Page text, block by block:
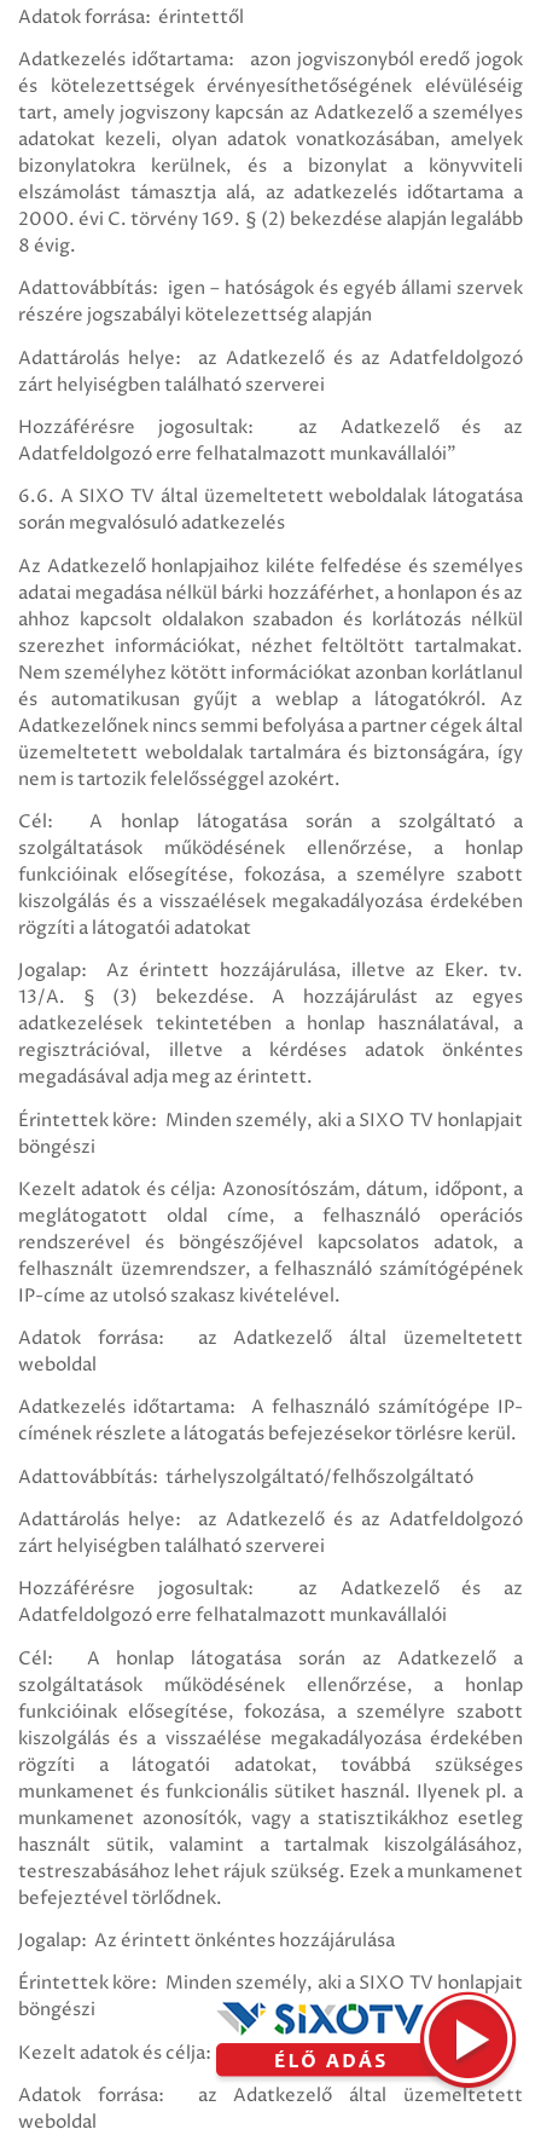
Adatok forrása: érintettől
Adatkezelés időtartama: azon jogviszonyból eredő jogok
és kötelezettségek érvényesíthetőségének elévüléséig
tart, amely jogviszony kapcsán az Adatkezelő a személyes
adatokat kezeli, olyan adatok vonatkozásában, amelyek
bizonylatokra kerülnek, és a bizonylat a könyvviteli
elszámolást támasztja alá, az adatkezelés időtartama a
2000. évi C. törvény 169. § (2) bekezdése alapján legalább
8 évig.
Adattovábbítás: igen – hatóságok és egyéb állami szervek
részére jogszabályi kötelezettség alapján
Adattárolás helye: az Adatkezelő és az Adatfeldolgozó
zárt helyiségben található szerverei
Hozzáférésre jogosultak: az Adatkezelő és az
Adatfeldolgozó erre felhatalmazott munkavállalói"
6.6. A SIXO TV által üzemeltetett weboldalak látogatása
során megvalósuló adatkezelés
Az Adatkezelő honlapjaihoz kiléte felfedése és személyes
adatai megadása nélkül bárki hozzáférhet, a honlapon és az
ahhoz kapcsolt oldalakon szabadon és korlátozás nélkül
szerezhet információkat, nézhet feltöltött tartalmakat.
Nem személyhez kötött információkat azonban korlátlanul
és automatikusan gyűjt a weblap a látogatókról. Az
Adatkezelőnek nincs semmi befolyása a partner cégek által
üzemeltetett weboldalak tartalmára és biztonságára, így
nem is tartozik felelősséggel azokért.
Cél: A honlap látogatása során a szolgáltató a
szolgáltatások működésének ellenőrzése, a honlap
funkcióinak elősegítése, fokozása, a személyre szabott
kiszolgálás és a visszaélések megakadályozása érdekében
rögzíti a látogatói adatokat
Jogalap: Az érintett hozzájárulása, illetve az Eker. tv.
13/A. § (3) bekezdése. A hozzájárulást az egyes
adatkezelések tekintetében a honlap használatával, a
regisztrációval, illetve a kérdéses adatok önkéntes
megadásával adja meg az érintett.
Érintettek köre: Minden személy, aki a SIXO TV honlapjait
böngészi
Kezelt adatok és célja: Azonosítószám, dátum, időpont, a
meglátogatott oldal címe, a felhasználó operációs
rendszerével és böngészőjével kapcsolatos adatok, a
felhasznált üzemrendszer, a felhasználó számítógépének
IP-címe az utolsó szakasz kivételével.
Adatok forrása: az Adatkezelő által üzemeltetett
weboldal
Adatkezelés időtartama: A felhasználó számítógépe IP-
címének részlete a látogatás befejezésekor törlésre kerül.
Adattovábbítás: tárhelyszolgáltató/felhőszolgáltató
Adattárolás helye: az Adatkezelő és az Adatfeldolgozó
zárt helyiségben található szerverei
Hozzáférésre jogosultak: az Adatkezelő és az
Adatfeldolgozó erre felhatalmazott munkavállalói
Cél: A honlap látogatása során az Adatkezelő a
szolgáltatások működésének ellenőrzése, a honlap
funkcióinak elősegítése, fokozása, a személyre szabott
kiszolgálás és a visszaélése megakadályozása érdekében
rögzíti a látogatói adatokat, továbbá szükséges
munkamenet és funkcionális sütiket használ. Ilyenek pl. a
munkamenet azonosítók, vagy a statisztikákhoz esetleg
használt sütik, valamint a tartalmak kiszolgálásához,
testreszabásához lehet rájuk szükség. Ezek a munkamenet
befejeztével törlődnek.
Jogalap: Az érintett önkéntes hozzájárulása
Érintettek köre: Minden személy, aki a SIXO TV honlapjait
böngészi
Kezelt adatok és célja: Azonosítószám, dátum, időpont
Adatok forrása: az Adatkezelő által üzemeltetett
weboldal